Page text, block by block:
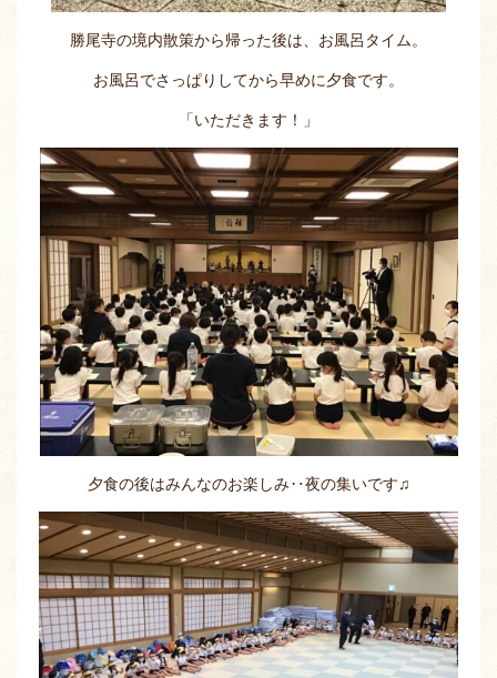
勝尾寺の境内散策から帰った後は、お風呂タイム。
お風呂でさっぱりしてから早めに夕食です。
「いただきます！」
夕食の後はみんなのお楽しみ‥夜の集いです♫